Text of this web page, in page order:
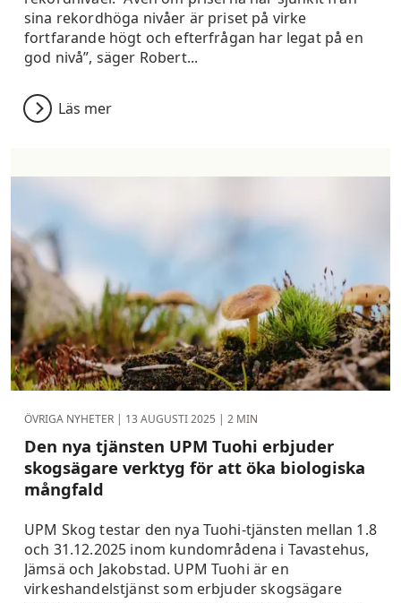
sina rekordhöga nivåer är priset på virke
fortfarande högt och efterfrågan har legat på en
god nivå”, säger Robert...
Läs mer
ÖVRIGA NYHETER | 13 AUGUSTI 2025 | 2 MIN
Den nya tjänsten UPM Tuohi erbjuder
skogsägare verktyg för att öka biologiska
mångfald
UPM Skog testar den nya Tuohi-tjänsten mellan 1.8
och 31.12.2025 inom kundområdena i Tavastehus,
Jämsä och Jakobstad. UPM Tuohi är en
virkeshandelstjänst som erbjuder skogsägare